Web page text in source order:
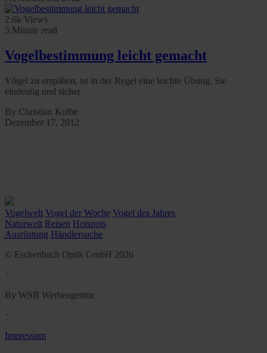
2.6k Views
5 Minute read
Vogelbestimmung leicht gemacht
Vögel zu erspähen, ist in der Regel eine leichte Übung. Sie
eindeutig und sicher
By Christian Kolbe
Dezember 17, 2012
Vogelwelt Vogel der Woche Vogel des Jahres
Naturwelt Reisen Hotspots
Ausrüstung Händlersuche
© Eschenbach Optik GmbH 2026
᛫
By WSB Werbeagentur
᛫
Impressum